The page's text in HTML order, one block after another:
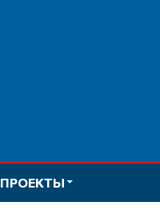
ПРОЕКТЫ